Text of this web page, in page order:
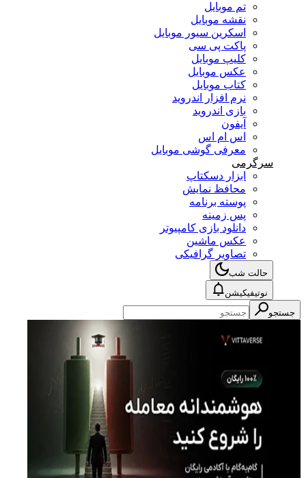
تم موبایل
نقشه موبایل
اسکرین سیور موبایل
پاکت پی سی
کلیپ موبایل
عکس موبایل
کتاب موبایل
نرم افزار اندروید
بازی اندروید
آیفون
اس ام اس
معرفی گوشی موبایل
سرگرمی
ابزار دسکتاپ
محافظ نمایش
پوسته برنامه
پس زمینه
دانلود بازی کامپیوتر
عکس ماشین
تصاویر گرافیکی
حالت شب
نوتیفیکیشن
جستجو